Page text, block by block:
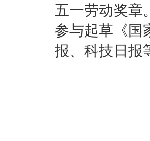
五一劳动奖章
参与起草《国
报、科技日报